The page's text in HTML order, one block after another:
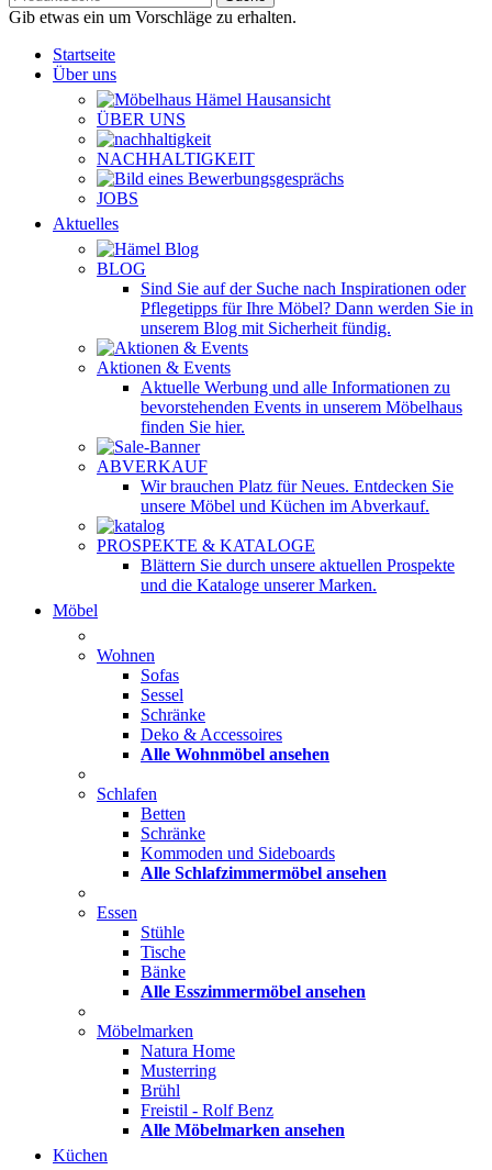
Gib etwas ein um Vorschläge zu erhalten.
Startseite
Über uns
ÜBER UNS
NACHHALTIGKEIT
JOBS
Aktuelles
BLOG
Sind Sie auf der Suche nach Inspirationen oder
Pflegetipps für Ihre Möbel? Dann werden Sie in
unserem Blog mit Sicherheit fündig.
Aktionen & Events
Aktuelle Werbung und alle Informationen zu
bevorstehenden Events in unserem Möbelhaus
finden Sie hier.
ABVERKAUF
Wir brauchen Platz für Neues. Entdecken Sie
unsere Möbel und Küchen im Abverkauf.
PROSPEKTE & KATALOGE
Blättern Sie durch unsere aktuellen Prospekte
und die Kataloge unserer Marken.
Möbel
Wohnen
Sofas
Sessel
Schränke
Deko & Accessoires
Alle Wohnmöbel ansehen
Schlafen
Betten
Schränke
Kommoden und Sideboards
Alle Schlafzimmermöbel ansehen
Essen
Stühle
Tische
Bänke
Alle Esszimmermöbel ansehen
Möbelmarken
Natura Home
Musterring
Brühl
Freistil - Rolf Benz
Alle Möbelmarken ansehen
Küchen